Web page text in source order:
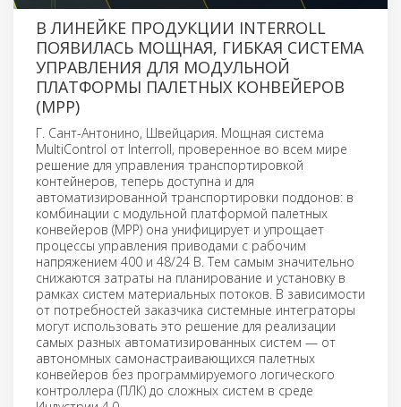
В ЛИНЕЙКЕ ПРОДУКЦИИ INTERROLL
ПОЯВИЛАСЬ МОЩНАЯ, ГИБКАЯ СИСТЕМА
УПРАВЛЕНИЯ ДЛЯ МОДУЛЬНОЙ
ПЛАТФОРМЫ ПАЛЕТНЫХ КОНВЕЙЕРОВ
(MPP)
Г. Сант-Антонино, Швейцария. Мощная система
MultiControl от Interroll, проверенное во всем мире
решение для управления транспортировкой
контейнеров, теперь доступна и для
автоматизированной транспортировки поддонов: в
комбинации с модульной платформой палетных
конвейеров (MPP) она унифицирует и упрощает
процессы управления приводами с рабочим
напряжением 400 и 48/24 В. Тем самым значительно
снижаются затраты на планирование и установку в
рамках систем материальных потоков. В зависимости
от потребностей заказчика системные интеграторы
могут использовать это решение для реализации
самых разных автоматизированных систем — от
автономных самонастраивающихся палетных
конвейеров без программируемого логического
контроллера (ПЛК) до сложных систем в среде